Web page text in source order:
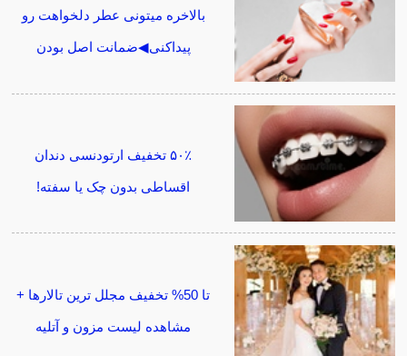
بالاخره میتونی عطر دلخواهت رو
پیداکنی◀ضمانت اصل بودن
۵۰٪ تخفیف ارتودنسی دندان
اقساطی بدون چک یا سفته!
تا 50% تخفیف مجلل ترین تالارها +
مشاهده لیست مزون و آتلیه